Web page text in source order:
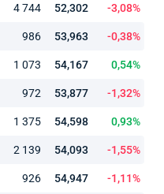
4 744 52,302 -3,08%
986 53,963 -0,38%
1 073 54,167 0,54%
972 53,877 -1,32%
1 375 54,598 0,93%
2 139 54,093 -1,55%
926 54,947 -1,11%